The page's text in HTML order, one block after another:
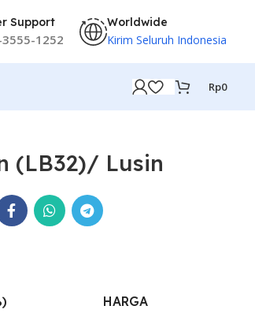
Support
1252
Worldwide
Kirim Seluruh Indonesia
Rp0
(LB32)/ Lusin
HARGA